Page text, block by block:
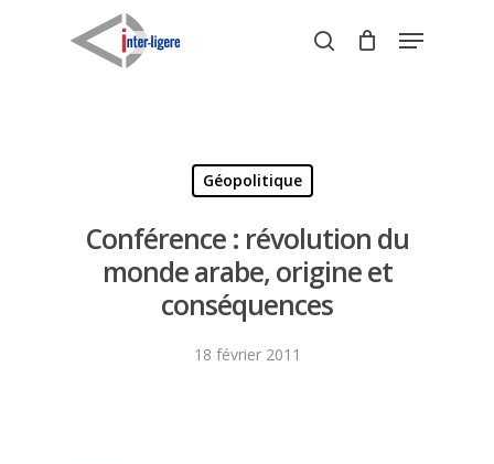
search
Menu
Géopolitique
Conférence : révolution du
monde arabe, origine et
conséquences
18 février 2011